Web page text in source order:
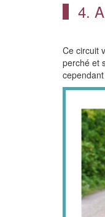
4.
Ce circuit
perché et